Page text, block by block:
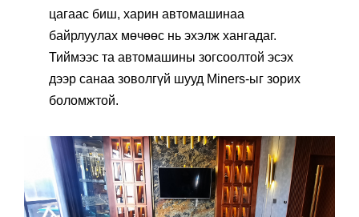
цагаас биш, харин автомашинаа
байрлуулах мөчөөс нь эхэлж хангадаг.
Тиймээс та автомашины зогсоолтой эсэх
дээр санаа зоволгүй шууд Miners-ыг зорих
боломжтой.